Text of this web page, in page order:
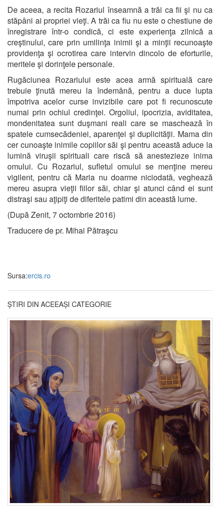
De aceea, a recita Rozariul înseamnă a trăi ca fii şi nu ca
stăpâni ai propriei vieţi. A trăi ca fiu nu este o chestiune de
înregistrare într-o condică, ci este experienţa zilnică a
creştinului, care prin umilinţa inimii şi a minţii recunoaşte
providenţa şi ocrotirea care intervin dincolo de eforturile,
meritele şi dorinţele personale.
Rugăciunea Rozariului este acea armă spirituală care
trebuie ţinută mereu la îndemână, pentru a duce lupta
împotriva acelor curse invizibile care pot fi recunoscute
numai prin ochiul credinţei. Orgoliul, ipocrizia, aviditatea,
mondenitatea sunt duşmani reali care se maschează în
spatele cumsecădeniei, aparenţei şi duplicităţii. Mama din
cer cunoaşte inimile copiilor săi şi pentru această aduce la
lumină viruşii spirituali care riscă să anestezieze inima
omului. Cu Rozariul, sufletul omului se menţine mereu
vigilent, pentru că Maria nu doarme niciodată, veghează
mereu asupra vieţii fiilor săi, chiar şi atunci când ei sunt
distraşi sau aţipiţi de diferitele patimi din această lume.
(După Zenit, 7 octombrie 2016)
Traducere de pr. Mihai Pătraşcu
Sursa:ercis.ro
ȘTIRI DIN ACEEAȘI CATEGORIE